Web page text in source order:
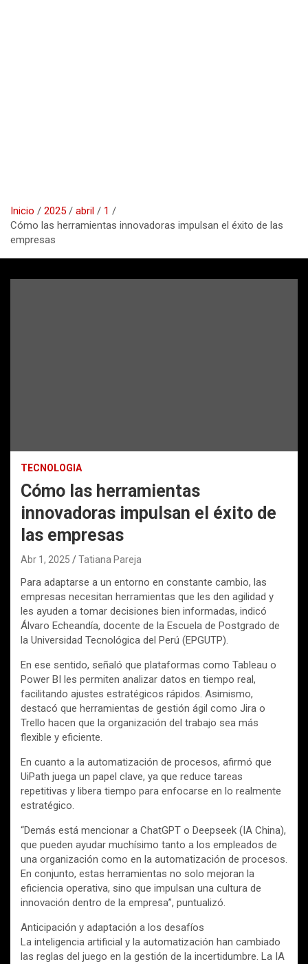
Inicio 2025 abril
1
Cómo las herramientas innovadoras impulsan el éxito de las
empresas
TECNOLOGIA
Cómo las herramientas
innovadoras impulsan el éxito de
las empresas
Abr 1, 2025 Tatiana Pareja
Para adaptarse a un entorno en constante cambio, las
empresas necesitan herramientas que les den agilidad y
les ayuden a tomar decisiones bien informadas, indicó
Álvaro Echeandía, docente de la Escuela de Postgrado de
la Universidad Tecnológica del Perú (EPGUTP).
En ese sentido, señaló que plataformas como Tableau o
Power BI les permiten analizar datos en tiempo real,
facilitando ajustes estratégicos rápidos. Asimismo,
destacó que herramientas de gestión ágil como Jira o
Trello hacen que la organización del trabajo sea más
flexible y eficiente.
En cuanto a la automatización de procesos, afirmó que
UiPath juega un papel clave, ya que reduce tareas
repetitivas y libera tiempo para enfocarse en lo realmente
estratégico.
“Demás está mencionar a ChatGPT o Deepseek (IA China),
que pueden ayudar muchísimo tanto a los empleados de
una organización como en la automatización de procesos.
En conjunto, estas herramientas no solo mejoran la
eficiencia operativa, sino que impulsan una cultura de
innovación dentro de la empresa”, puntualizó.
Anticipación y adaptación a los desafíos
La inteligencia artificial y la automatización han cambiado
las reglas del juego en la gestión de la incertidumbre. La IA